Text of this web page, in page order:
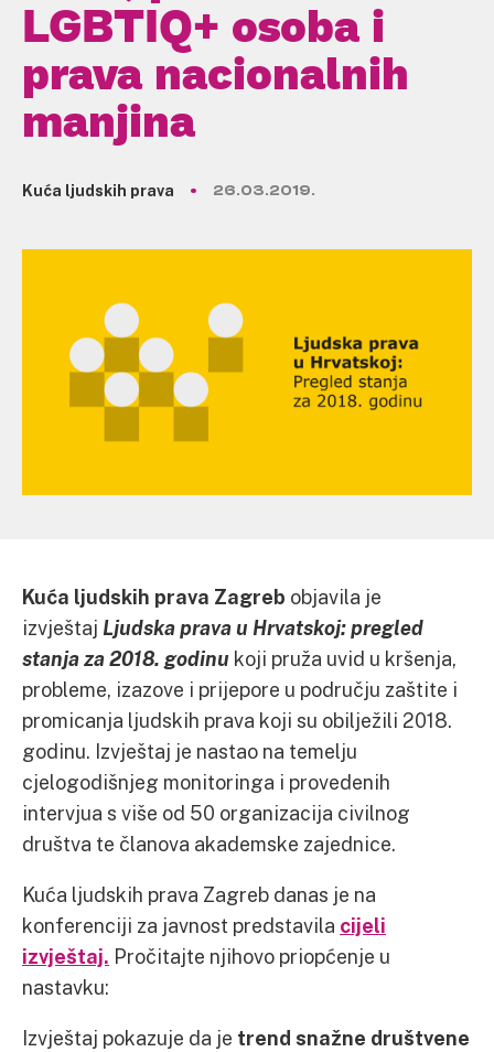
LGBTIQ+ osoba i
prava nacionalnih
manjina
Kuća ljudskih prava 26.03.2019.
Kuća ljudskih prava Zagreb objavila je
izvještaj Ljudska prava u Hrvatskoj: pregled
stanja za 2018. godinu koji pruža uvid u kršenja,
probleme, izazove i prijepore u području zaštite i
promicanja ljudskih prava koji su obilježili 2018.
godinu. Izvještaj je nastao na temelju
cjelogodišnjeg monitoringa i provedenih
intervjua s više od 50 organizacija civilnog
društva te članova akademske zajednice.
Kuća ljudskih prava Zagreb danas je na
konferenciji za javnost predstavila cijeli
izvještaj. Pročitajte njihovo priopćenje u
nastavku:
Izvještaj pokazuje da je trend snažne društvene